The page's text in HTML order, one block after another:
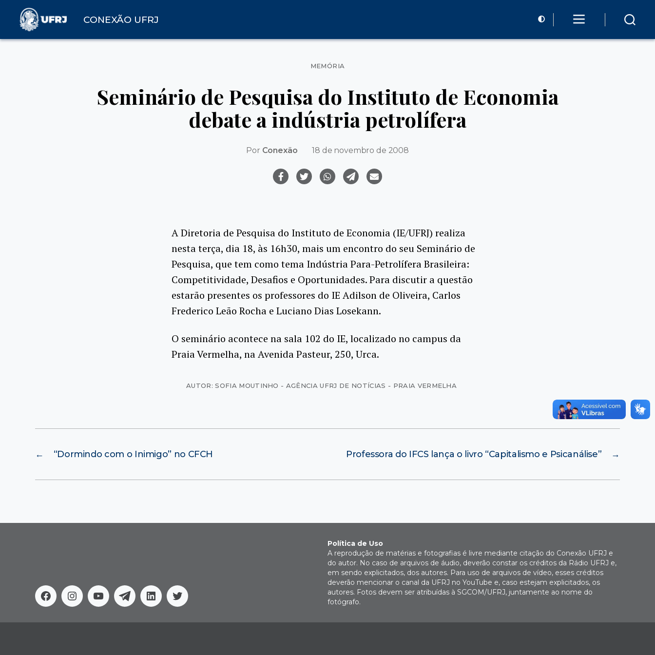
CONEXÃO UFRJ
Categorias
MEMÓRIA
Seminário de Pesquisa do Instituto de Economia
debate a indústria petrolífera
Por Conexão 18 de novembro de 2008
A Diretoria de Pesquisa do Instituto de Economia (IE/UFRJ) realiza
nesta terça, dia 18, às 16h30, mais um encontro do seu Seminário de
Pesquisa, que tem como tema Indústria Para-Petrolífera Brasileira:
Competitividade, Desafios e Oportunidades. Para discutir a questão
estarão presentes os professores do IE Adilson de Oliveira, Carlos
Frederico Leão Rocha e Luciano Dias Losekann.
O seminário acontece na sala 102 do IE, localizado no campus da
Praia Vermelha, na Avenida Pasteur, 250, Urca.
AUTOR: SOFIA MOUTINHO - AGÊNCIA UFRJ DE NOTÍCIAS - PRAIA VERMELHA
← “Dormindo com o Inimigo” no CFCH →
Professora do IFCS lança o livro “Capitalismo e Psicanálise”
FacebookInstagram
YoutubeTelegramLinkedinTwitter
Política de Uso
A reprodução de matérias e fotografias é livre mediante citação do Conexão UFRJ e
do autor. No caso de arquivos de áudio, deverão constar os créditos da Rádio UFRJ e,
em sendo explicitados, dos autores. Para uso de arquivos de vídeo, esses créditos
deverão mencionar o canal da UFRJ no YouTube e, caso estejam explicitados, os
autores. Fotos devem ser atribuídas à SGCOM/UFRJ, juntamente ao nome do
fotógrafo.